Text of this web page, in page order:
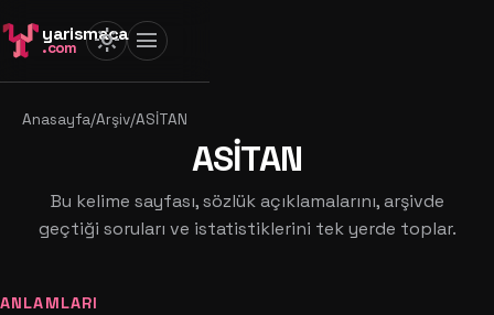
yarismaca
.com light_mode menu
Anasayfa/Arşiv/ASİTAN
ASİTAN
Bu kelime sayfası, sözlük açıklamalarını, arşivde
geçtiği soruları ve istatistiklerini tek yerde toplar.
ANLAMLARI